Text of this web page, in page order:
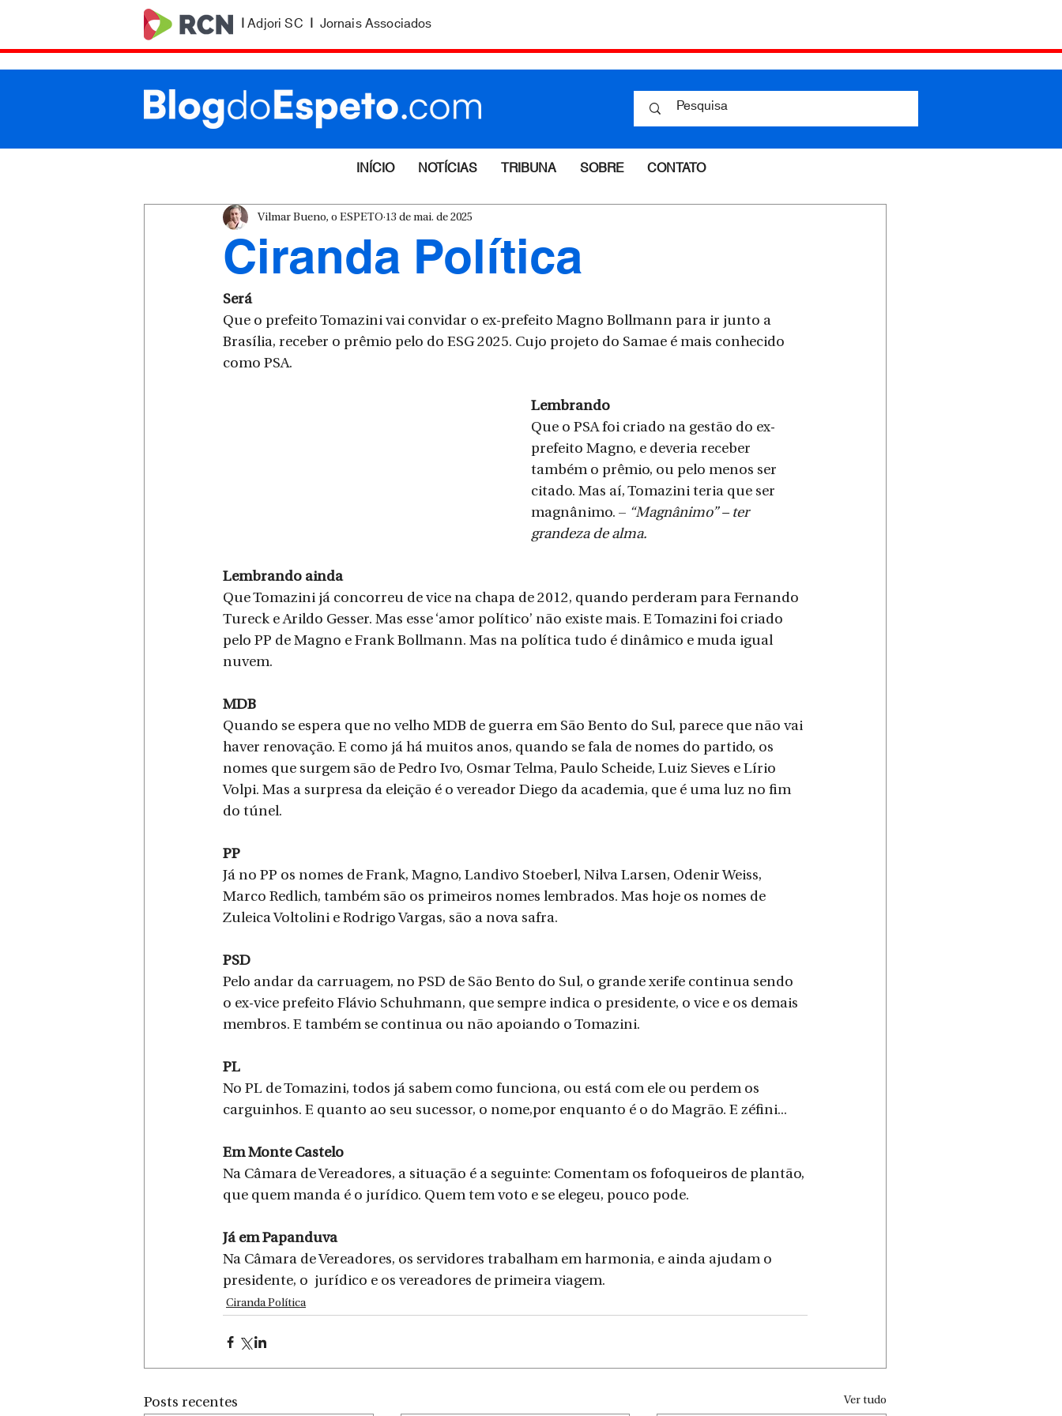
|Adjori SC | Jornais Associados
INÍCIO NOTÍCIAS TRIBUNA SOBRE CONTATO
Ciranda Política
Vilmar Bueno, o ESPETO 13 de mai. de 2025
Será
Que o prefeito Tomazini vai convidar o ex-prefeito Magno Bollmann para ir junto a
Brasília, receber o prêmio pelo do ESG 2025. Cujo projeto do Samae é mais conhecido
como PSA.
Lembrando
Que o PSA foi criado na gestão do ex-
prefeito Magno, e deveria receber
também o prêmio, ou pelo menos ser
citado. Mas aí, Tomazini teria que ser
magnânimo. – “Magnânimo” – ter
grandeza de alma.
Lembrando ainda
Que Tomazini já concorreu de vice na chapa de 2012, quando perderam para Fernando
Tureck e Arildo Gesser. Mas esse ‘amor político’ não existe mais. E Tomazini foi criado
pelo PP de Magno e Frank Bollmann. Mas na política tudo é dinâmico e muda igual
nuvem.
MDB
Quando se espera que no velho MDB de guerra em São Bento do Sul, parece que não vai
haver renovação. E como já há muitos anos, quando se fala de nomes do partido, os
nomes que surgem são de Pedro Ivo, Osmar Telma, Paulo Scheide, Luiz Sieves e Lírio
Volpi. Mas a surpresa da eleição​ é o vereador Diego da academia, ​que é uma luz no fim
do túnel.
PP
Já no PP os nomes de Frank, Magno, Landivo Stoeberl, Nilva Larsen, Odenir Weiss,
Marco Redlich, também são os primeiros nomes lembrados. Mas hoje os nomes de
Zuleica Voltolini e Rodrigo Vargas, são a nova safra.
PSD
Pelo andar da carruagem, no PSD de São Bento do Sul, o grande xerife continua sendo
o ex-vice prefeito Flávio Schuhmann, que sempre indica o presidente, o vice e os demais
membros. E também se continua ou não apoiando o Tomazini.
PL
No PL de Tomazini, todos já sabem como funciona, ou está com ele ou perdem os
carguinhos. E quanto ao seu su​cessor, o nome​,por enquanto é o do Magrão. E zéfini...
Em Monte Castelo
Na Câmara de Vereadores, a situação é a seguinte: Comentam os fofoqueiros de plantão,
que quem manda é o jurídico. Quem tem voto e se elegeu, pouco pode.
Já em Papanduva
Na Câmara de Vereadores, os servidores trabalham em harmonia, e ainda ajudam o
presidente, o  jurídico e os vereadores de primeira viagem.
Ciranda Política
Posts recentes Ver tudo